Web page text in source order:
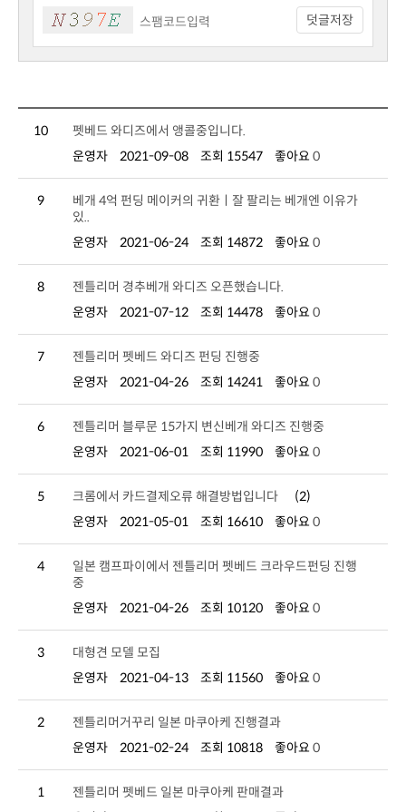
덧글저장
10
펫베드 와디즈에서 앵콜중입니다.
운영자
2021-09-08 조회 15547 좋아요 0
9
있..
운영자
2021-06-24 조회 14872 좋아요 0
8
젠틀리머 경추베개 와디즈 오픈했습니다.
운영자
2021-07-12 조회 14478 좋아요 0
7
젠틀리머 펫베드 와디즈 펀딩 진행중
운영자
2021-04-26 조회 14241 좋아요 0
6
젠틀리머 블루문 15가지 변신베개 와디즈 진행중
운영자
2021-06-01 조회 11990 좋아요 0
5 크롬에서 카드결제오류 해결방법입니다
(2)
운영자
2021-05-01 조회 16610 좋아요 0
4
중
운영자
2021-04-26 조회 10120 좋아요 0
3
대형견 모델 모집
운영자
2021-04-13 조회 11560 좋아요 0
2
젠틀리머거꾸리 일본 마쿠아케 진행결과
운영자
2021-02-24 조회 10818 좋아요 0
1
젠틀리머 펫베드 일본 마쿠아케 판매결과